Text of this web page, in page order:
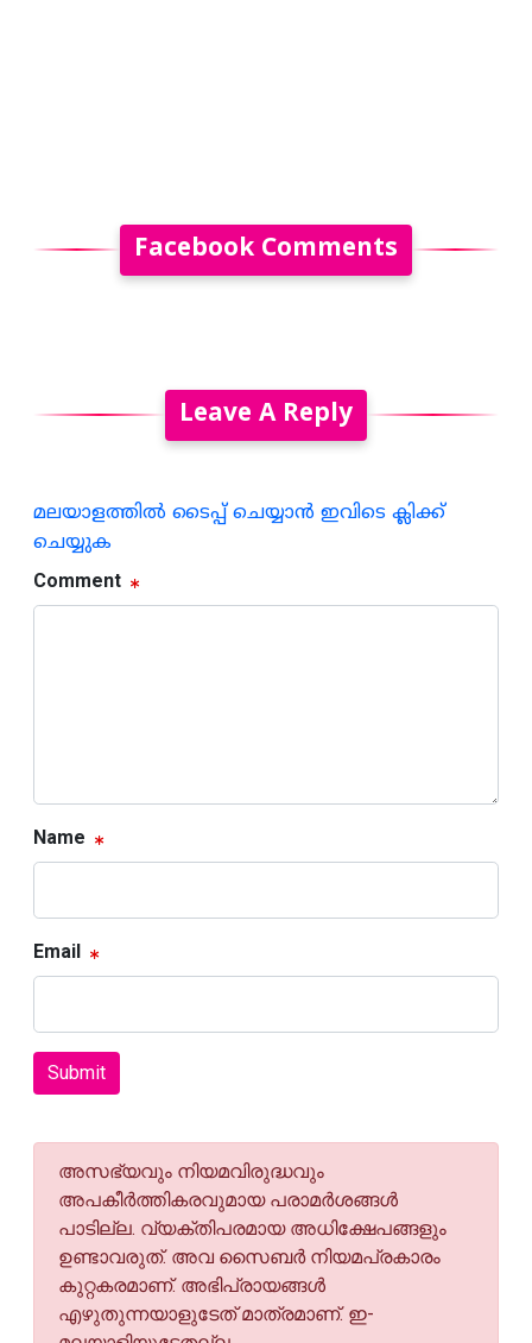
Facebook Comments
Leave A Reply
മലയാളത്തില്‍ ടൈപ്പ് ചെയ്യാന്‍ ഇവിടെ ക്ലിക്ക്
ചെയ്യുക
Comment
Name
Email
Submit
അസഭ്യവും നിയമവിരുദ്ധവും
അപകീര്‍ത്തികരവുമായ പരാമര്‍ശങ്ങള്‍
പാടില്ല. വ്യക്തിപരമായ അധിക്ഷേപങ്ങളും
ഉണ്ടാവരുത്. അവ സൈബര്‍ നിയമപ്രകാരം
കുറ്റകരമാണ്. അഭിപ്രായങ്ങള്‍
എഴുതുന്നയാളുടേത് മാത്രമാണ്. ഇ-